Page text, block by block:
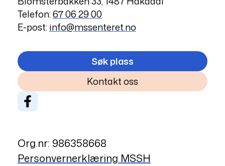
Telefon:67 06 29 00
E-post: info@mssenteret.no
Søk plass
Kontakt oss
Org.nr: 986358668
Personvernerklæring MSSH